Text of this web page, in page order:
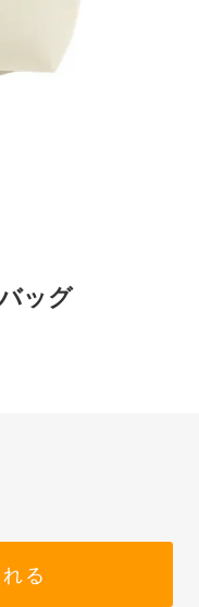
ッグ
る